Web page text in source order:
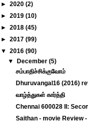
► 2020 (2)
► 2019 (10)
► 2018 (45)
► 2017 (99)
▼ 2016 (90)
▼
December(5)
சம்பாதிச்சிக்குவோம்
Dhuruvangal16 (2016)
வாழ்த்துகள் கார்த்தி
Chennai 600028 II:
Saithan - movie Review